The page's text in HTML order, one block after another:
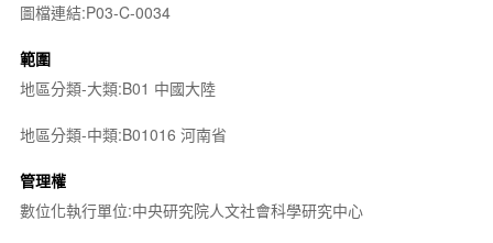
圖檔連結:P03-C-0034
範圍
地區分類-大類:B01 中國大陸
地區分類-中類:B01016 河南省
管理權
數位化執行單位:中央研究院人文社會科學研究中心